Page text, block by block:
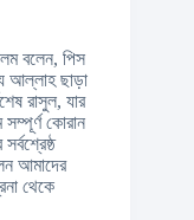
বলেন, পিস
আল্লাহ ছাড়া
রাসুল, যার
কোরান
আমাদের
থেকে